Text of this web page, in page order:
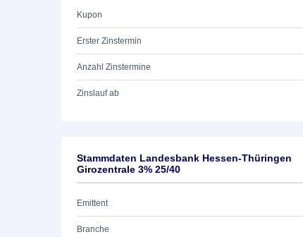
Kupon
Erster Zinstermin
Anzahl Zinstermine
Zinslauf ab
Stammdaten Landesbank Hessen-Thüringen
Girozentrale 3% 25/40
Emittent
Branche